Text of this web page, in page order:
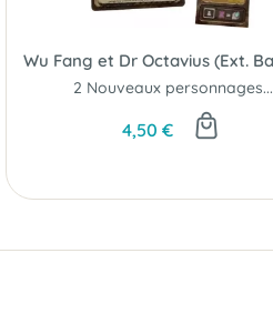
2 Nouveaux personnages...
4,50 €